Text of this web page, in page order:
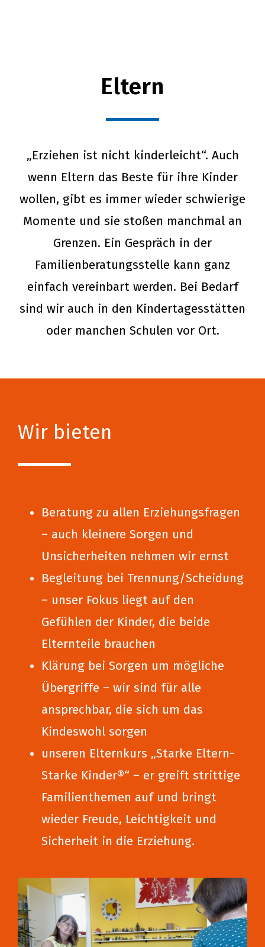
Eltern
„Erziehen ist nicht kinderleicht“. Auch
wenn Eltern das Beste für ihre Kinder
wollen, gibt es immer wieder schwierige
Momente und sie stoßen manchmal an
Grenzen. Ein Gespräch in der
Familienberatungsstelle kann ganz
einfach vereinbart werden. Bei Bedarf
sind wir auch in den Kindertagesstätten
oder manchen Schulen vor Ort.
Wir bieten
Beratung zu allen Erziehungsfragen
– auch kleinere Sorgen und
Unsicherheiten nehmen wir ernst
Begleitung bei Trennung/Scheidung
– unser Fokus liegt auf den
Gefühlen der Kinder, die beide
Elternteile brauchen
Klärung bei Sorgen um mögliche
Übergriffe – wir sind für alle
ansprechbar, die sich um das
Kindeswohl sorgen
unseren Elternkurs „Starke Eltern-
Starke Kinder®“ – er greift strittige
Familienthemen auf und bringt
wieder Freude, Leichtigkeit und
Sicherheit in die Erziehung.